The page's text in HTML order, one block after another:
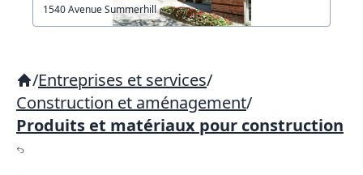
1540 Avenue Summerhill
/Entreprises et services/
Construction et aménagement/
Produits et matériaux pour construction